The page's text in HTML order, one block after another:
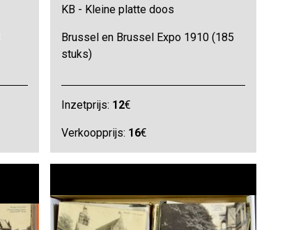
KB - Kleine platte doos
Brussel en Brussel Expo 1910 (185
stuks)
Inzetprijs: 12€
Verkoopprijs: 16€